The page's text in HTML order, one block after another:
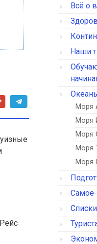
Всё о
Наши
Моря
Моря
Моря
Моря
Моря